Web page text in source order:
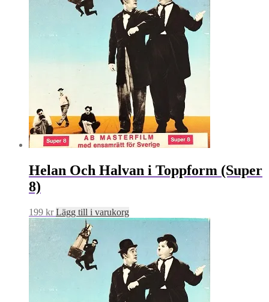
Helan Och Halvan i Toppform (Super
8)
199 kr Lägg till i varukorg